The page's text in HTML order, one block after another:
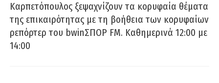
Καρπετόπουλος ξεψαχνίζουν τα κορυφαία θέματα
της επικαιρότητας με τη βοήθεια των κορυφαίων
ρεπόρτερ του bwinΣΠΟΡ FM. Καθημερινά 12:00 με
14:00